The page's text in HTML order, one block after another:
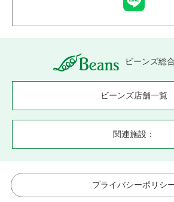
ビーンズ総
ビーンズ店舗一覧
関連施設：
プライバシーポリシ